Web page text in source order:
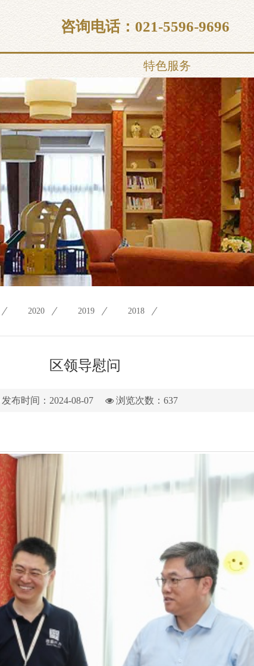
咨询电话： 021-5596-9696
特色服务
2020 2019 2018
区领导慰问
发布时间：2024-08-07 浏览次数： 637